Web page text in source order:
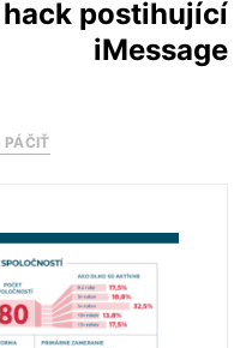
postihující
iMessage
PÁČIŤ